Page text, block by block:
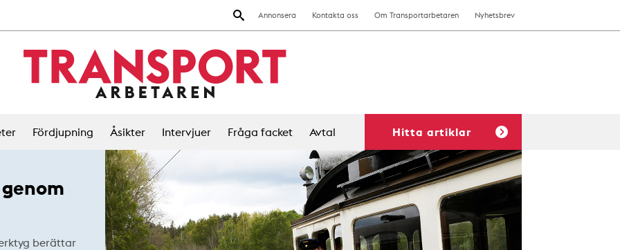
Annonsera Kontakta oss Om Transportarbetaren Nyhetsbrev
Fördjupning Åsikter Intervjuer Fråga facket Avtal Hitta artiklar
berättar
Bild 1